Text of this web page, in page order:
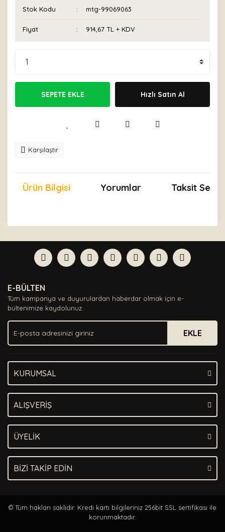
Stok Kodu mtg-99069063
Fiyat 914,67 TL + KDV
SEPETE EKLE Hızlı Satın Al
Karşılaştır
Ürün Bilgisi Yorumlar Taksit
Yorum Yaz
formunu kullanarak tarafımıza iletebilirsiniz.
Görüş ve önerileriniz için teşekkür ederiz.
Ürün açıklamasında eksik bilgiler bulunuyor.
Ürün bilgilerinde hatalar bulunuyor.
Ürün fiyatı diğer sitelerden daha pahalı.
Bu ürüne benzer farklı alternatifler olmalı.
E-BÜLTEN
Tüm kampanya ve duyurulardan haberdar olmak için e-
bültenimize kaydolunuz.
EKLE
KURUMSAL
ALIŞVERİŞ
ÜYELİK
BİZİ TAKİP EDİN
© Tüm hakları saklıdır. Kredi kartı bilgileriniz 256bit SSL sertifikası ile
korunmaktadır.